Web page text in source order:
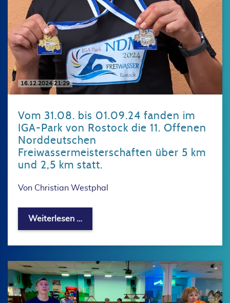
16.12.2024 21:29
Vom 31.08. bis 01.09.24 fanden im
IGA-Park von Rostock die 11. Offenen
Norddeutschen
Freiwassermeisterschaften über 5 km
und 2,5 km statt.
Von Christian Westphal
Weiterlesen …